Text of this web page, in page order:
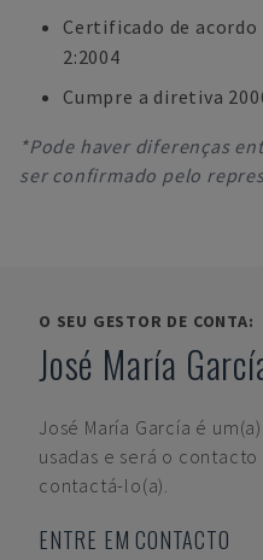
Certificado de acordo
2:2004
Cumpre a diretiva
*Pode haver diferenças
ser confirmado pelo
O SEU GESTOR DE CONTA:
José María
José María García é
usadas e será o
contactá-lo(a).
ENTRE EM CONTACTO